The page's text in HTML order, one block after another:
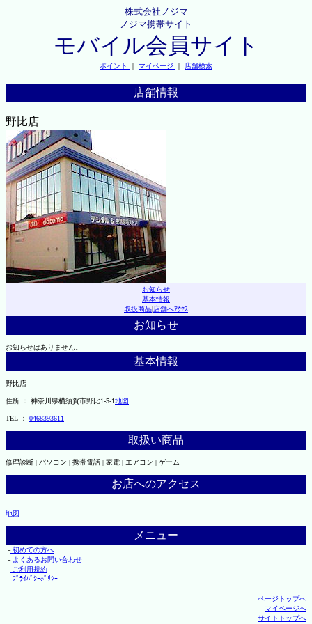
株式会社ノジマ
ノジマ携帯サイト
モバイル会員サイト
ポイント ｜ マイページ ｜ 店舗検索
店舗情報
野比店
お知らせ
基本情報
取扱商品|店舗へｱｸｾｽ
お知らせ
お知らせはありません。
基本情報
野比店
住所 ： 神奈川県横須賀市野比1-5-1地図
TEL ： 0468393611
取扱い商品
修理診断 | パソコン | 携帯電話 | 家電 | エアコン | ゲーム
お店へのアクセス
地図
メニュー
├初めての方へ
├ よくあるお問い合わせ
├ご利用規約
└ﾌﾟﾗｲﾊﾞｼｰﾎﾟﾘｼｰ
ページトップへ
マイページへ
サイトトップへ